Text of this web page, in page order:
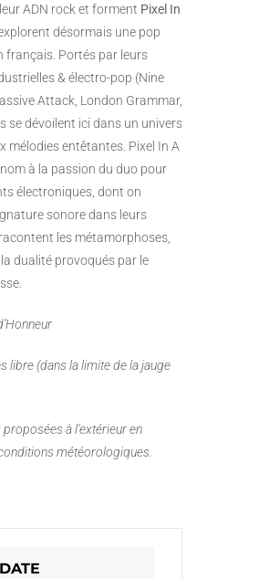
ADN rock et forment Pixel In
explorent désormais une pop
français. Portés par leurs
& électro-pop (Nine
Attack, London Grammar,
se dévoilent ici dans un univers
mélodies entêtantes. Pixel In A
à la passion du duo pour
électroniques, dont on
sonore dans leurs
les métamorphoses,
dualité provoqués par le
libre (dans la limite de la jauge
à l’extérieur en
météorologiques.
DATE